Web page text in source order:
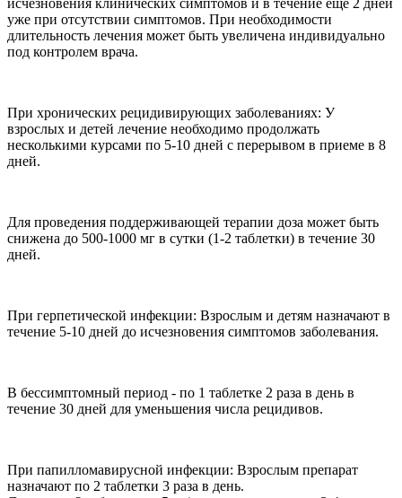
уже при отсутствии симптомов. При необходимости
длительность лечения может быть увеличена индивидуально
под контролем врача.
При хронических рецидивирующих заболеваниях: У
взрослых и детей лечение необходимо продолжать
несколькими курсами по 5-10 дней с перерывом в приеме в 8
дней.
Для проведения поддерживающей терапии доза может быть
снижена до 500-1000 мг в сутки (1-2 таблетки) в течение 30
дней.
При герпетической инфекции: Взрослым и детям назначают в
течение 5-10 дней до исчезновения симптомов заболевания.
В бессимптомный период - по 1 таблетке 2 раза в день в
течение 30 дней для уменьшения числа рецидивов.
При папилломавирусной инфекции: Взрослым препарат
назначают по 2 таблетки 3 раза в день.